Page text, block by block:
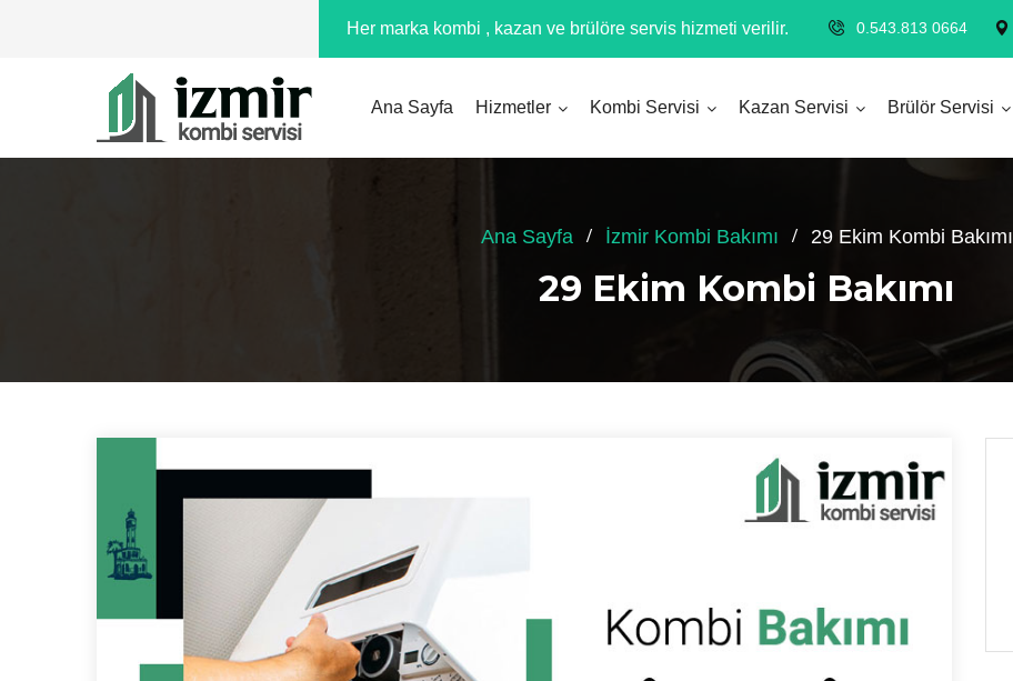
Her marka kombi , kazan ve brülöre servis hizmeti verilir. 0.543.813 0664
Ana Sayfa Hizmetler Kombi Servisi Kazan Servisi Brülör Servisi
Ana Sayfa İzmir Kombi Bakımı 29 Ekim Kombi Bakımı
29 Ekim Kombi Bakımı